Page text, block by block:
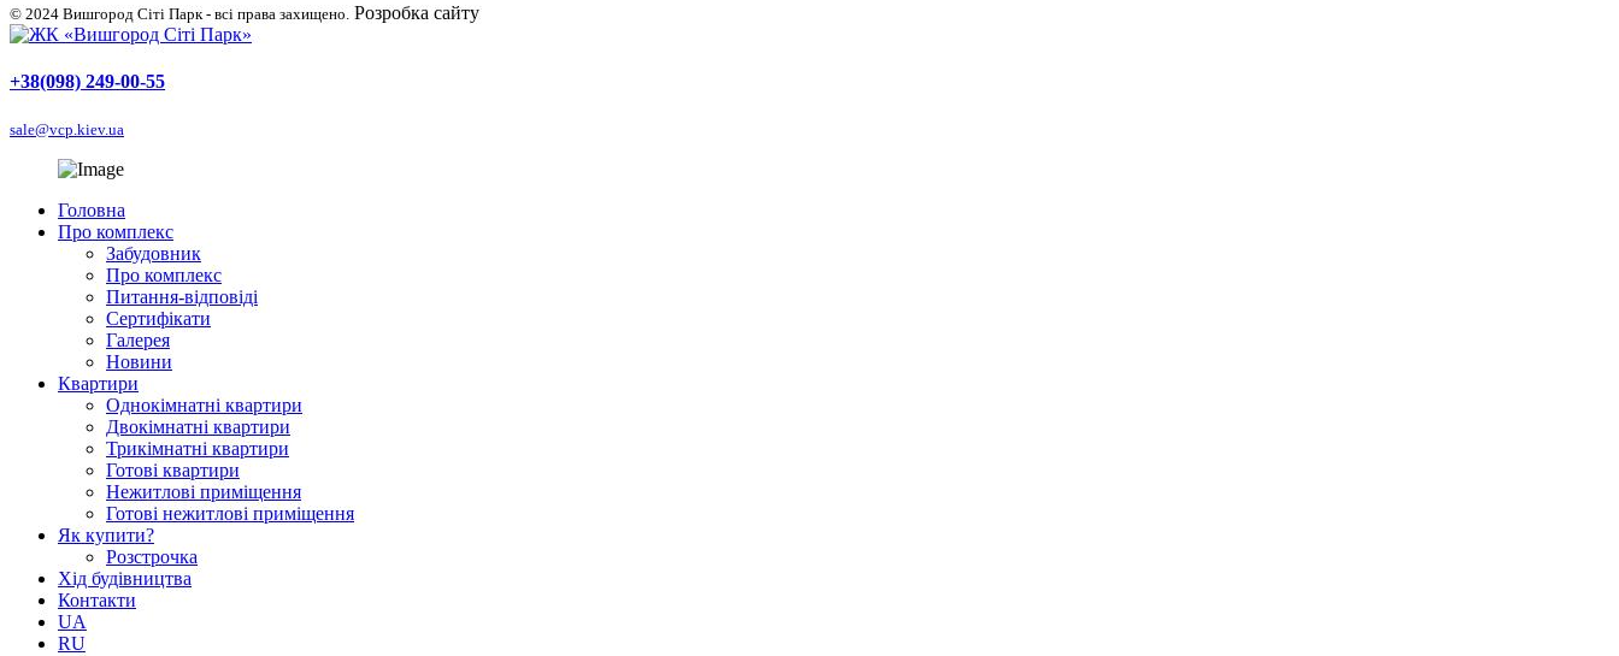
© 2024 Вишгород Сіті Парк - всі права захищено. Розробка сайту
+38(098) 249-00-55
sale@vcp.kiev.ua
Головна
Про комплекс
Забудовник
Про комплекс
Питання-відповіді
Сертифікати
Галерея
Новини
Квартири
Однокімнатні квартири
Двокімнатні квартири
Трикімнатні квартири
Готові квартири
Нежитлові приміщення
Готові нежитлові приміщення
Як купити?
Розстрочка
Хід будівництва
Контакти
UA
RU